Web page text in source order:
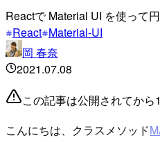
Reactで Material UI を使って
React Material-UI
岡 春奈
2021.07.08
この記事は公開されてか
こんにちは、クラスメソッド